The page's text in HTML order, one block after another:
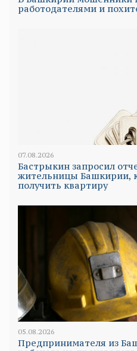
работодателями и
07.08.2026
Бастрыкин запросил
жительницы Башкирии,
получить квартиру
05.08.2026
Предпринимателя из